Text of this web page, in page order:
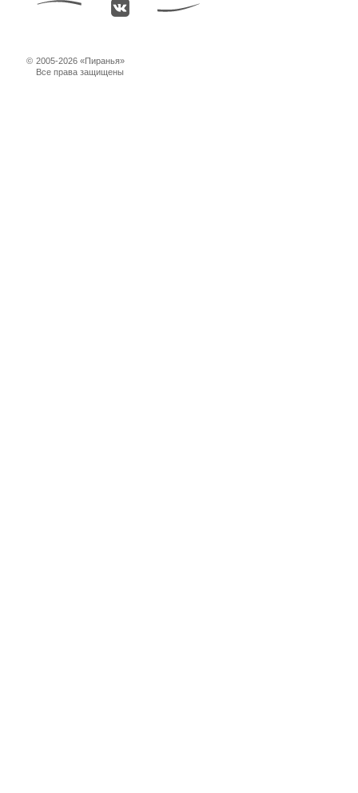
© 2005-2026 «Пиранья»
Все права защищены